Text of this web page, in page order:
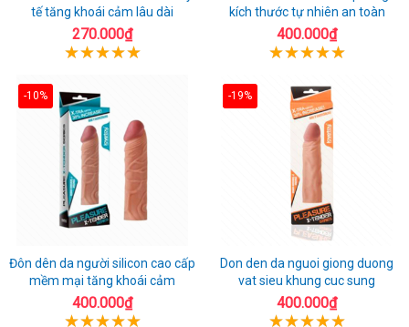
tế tăng khoái cảm lâu dài
270.000₫
kích thước tự nhiên an toàn
400.000₫
-10%
Đôn dên da người silicon cao cấp
mềm mại tăng khoái cảm
400.000₫
-19%
Don den da nguoi giong duong
vat sieu khung cuc sung
400.000₫